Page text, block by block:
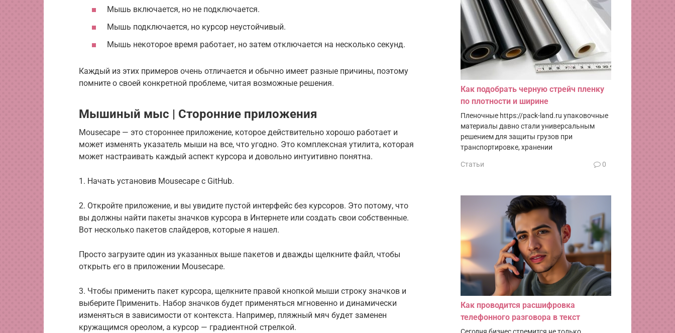
Мышь включается, но не подключается.
Мышь подключается, но курсор неустойчивый.
Мышь некоторое время работает, но затем отключается на несколько секунд.
Каждый из этих примеров очень отличается и обычно имеет разные причины, поэтому
помните о своей конкретной проблеме, читая возможные решения.
Мышиный мыс | Сторонние приложения
Mousecape — это стороннее приложение, которое действительно хорошо работает и
может изменять указатель мыши на все, что угодно. Это комплексная утилита, которая
может настраивать каждый аспект курсора и довольно интуитивно понятна.
1. Начать установив Mousecape с GitHub.
2. Откройте приложение, и вы увидите пустой интерфейс без курсоров. Это потому, что
вы должны найти пакеты значков курсора в Интернете или создать свои собственные.
Вот несколько пакетов слайдеров, которые я нашел.
Просто загрузите один из указанных выше пакетов и дважды щелкните файл, чтобы
открыть его в приложении Mousecape.
3. Чтобы применить пакет курсора, щелкните правой кнопкой мыши строку значков и
выберите Применить. Набор значков будет применяться мгновенно и динамически
изменяться в зависимости от контекста. Например, пляжный мяч будет заменен
кружащимся ореолом, а курсор — градиентной стрелкой.
Как подобрать черную стрейч пленку
по плотности и ширине
Пленочные https://pack-land.ru упаковочные
материалы давно стали универсальным
решением для защиты грузов при
транспортировке, хранении
Статьи 0
Как проводится расшифровка
телефонного разговора в текст